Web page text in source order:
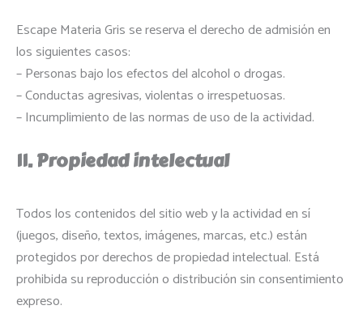
Escape Materia Gris se reserva el derecho de admisión en
los siguientes casos:
– Personas bajo los efectos del alcohol o drogas.
– Conductas agresivas, violentas o irrespetuosas.
– Incumplimiento de las normas de uso de la actividad.
11. Propiedad intelectual
Todos los contenidos del sitio web y la actividad en sí
(juegos, diseño, textos, imágenes, marcas, etc.) están
protegidos por derechos de propiedad intelectual. Está
prohibida su reproducción o distribución sin consentimiento
expreso.